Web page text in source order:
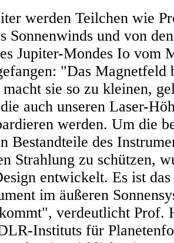
werden Teilchen wie
Sonnenwinds und von
Jupiter-Mondes Io vom
"Das Magnetfeld
sie so zu kleinen,
auch unseren Laser-
werden. Um die
Bestandteile des
Strahlung zu schützen,
entwickelt. Es ist
im äußeren
verdeutlicht Prof.
Instituts für